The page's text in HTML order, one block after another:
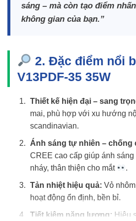
sáng – mà còn tạo điểm
không gian của bạn.”
2. Đặc điểm nổi
V13PDF-35 35W
Thiết kế hiện đại – sang
mai, phù hợp với xu hướng
scandinavian.
Ánh sáng tự nhiên – chống
CREE cao cấp giúp ánh
nháy, thân thiện cho mắt
.
Tản nhiệt hiệu quả: Vỏ
hoạt động ổn định, bền bỉ.
Tiết kiệm năng lượng: Hiệu